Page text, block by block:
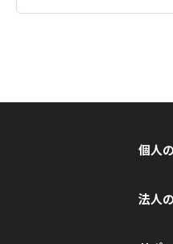
個人
法人